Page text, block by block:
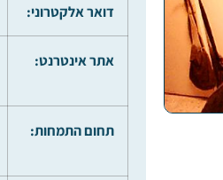
דואר אלקטרוני:
אתר אינטרנט:
תחום התמחות: